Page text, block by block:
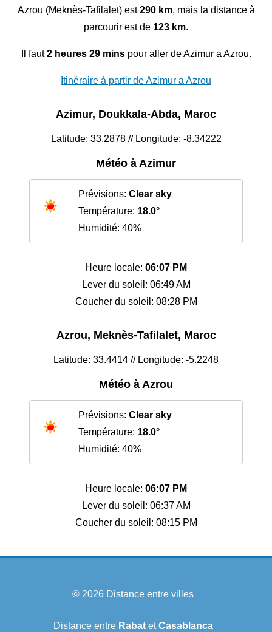
Azrou (Meknès-Tafilalet) est290 km, mais la distance à
parcourir est de 123 km.
Il faut2 heures 29 minspour aller de Azimur a Azrou.
Itinéraire à partir de Azimur a Azrou
Azimur, Doukkala-Abda, Maroc
Latitude: 33.2878 // Longitude: -8.34222
Météo à Azimur
Prévisions: Clear sky
Température: 18.0°
Humidité: 40%
Heure locale: 06:07 PM
Lever du soleil: 06:49 AM
Coucher du soleil: 08:28 PM
Azrou, Meknès-Tafilalet, Maroc
Latitude: 33.4414 // Longitude: -5.2248
Météo à Azrou
Prévisions: Clear sky
Température: 18.0°
Humidité: 40%
Heure locale: 06:07 PM
Lever du soleil: 06:37 AM
Coucher du soleil: 08:15 PM
© 2026 Distance entre villes
Distance entre RabatetCasablanca